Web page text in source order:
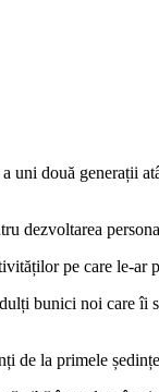
uni două generații
dezvoltarea
pe care le-
bunici noi care
de la primele